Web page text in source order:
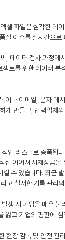
셀 파일은 심각한 데
질 이슈를 실시간으로
, 데이터 전사 과정에
트를 위한 데이터 분
이나 이메일, 문자 메
게 만들고, 협력업체
인 리스크로 증폭됩니
접 이어져 지체상금을
수 있습니다. 최근
고 철저한 기록 관리
생 시 기업을 매우 불
잃고 기업의 평판에
현장 감독 및 안전 관